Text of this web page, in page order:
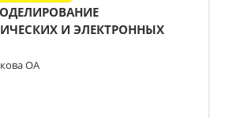
И ЭЛЕКТРОННЫХ
ОА